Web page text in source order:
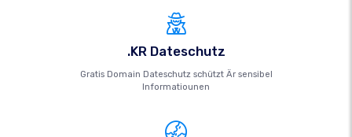
.KR Dateschutz
Gratis Domain Dateschutz schützt Är sensibel
Informatiounen